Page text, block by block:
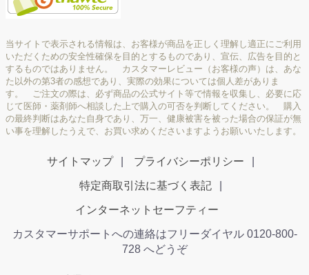
当サイトで表示される情報は、お客様が商品を正しく理解し適正にご利用
いただくための安全性確保を目的とするものであり、宣伝、広告を目的と
するものではありません。 カスタマーレビュー（お客様の声）は、あな
た以外の第3者の感想であり、実際の効果については個人差がありま
す。 ご注文の際は、必ず商品の公式サイト等で情報を収集し、必要に応
じて医師・薬剤師へ相談した上で購入の可否を判断してください。 購入
の最終判断はあなた自身であり、万一、健康被害を被った場合の保証が無
い事を理解したうえで、お買い求めくださいますようお願いいたします。
サイトマップ プライバシーポリシー
特定商取引法に基づく表記
インターネットセーフティー
カスタマーサポートへの連絡はフリーダイヤル 0120-800-
728 へどうぞ